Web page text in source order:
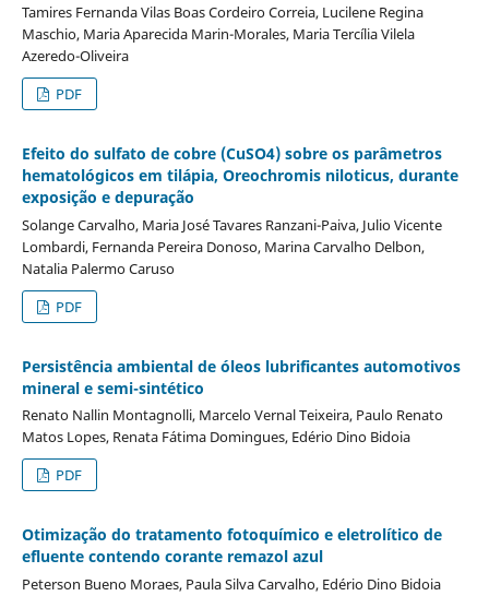
Tamires Fernanda Vilas Boas Cordeiro Correia, Lucilene Regina
Maschio, Maria Aparecida Marin-Morales, Maria Tercília Vilela
Azeredo-Oliveira
PDF
Efeito do sulfato de cobre (CuSO4) sobre os parâmetros
hematológicos em tilápia, Oreochromis niloticus, durante
exposição e depuração
Solange Carvalho, Maria José Tavares Ranzani-Paiva, Julio Vicente
Lombardi, Fernanda Pereira Donoso, Marina Carvalho Delbon,
Natalia Palermo Caruso
PDF
Persistência ambiental de óleos lubrificantes automotivos
mineral e semi-sintético
Renato Nallin Montagnolli, Marcelo Vernal Teixeira, Paulo Renato
Matos Lopes, Renata Fátima Domingues, Edério Dino Bidoia
PDF
Otimização do tratamento fotoquímico e eletrolítico de
efluente contendo corante remazol azul
Peterson Bueno Moraes, Paula Silva Carvalho, Edério Dino Bidoia